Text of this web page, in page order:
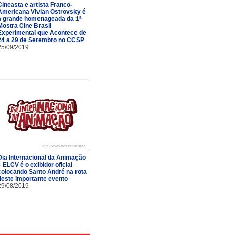
e artista Franco-
Vivian Ostrovsky é
grande homenageada da 1ª
Cine Brasil
que Acontece de
a 29 de Setembro no CCSP
09/2019
Internacional da Animação
ELCV é o exibidor oficial
Santo André na rota
importante evento
08/2019